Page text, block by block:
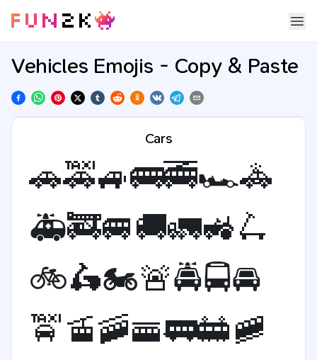
Vehicles Emojis - Copy & Paste
Cars
🚗🚕🚙🚌🚎🏎🚓
🚑🚒🚐🚚🚛🚜🛴
🚲🛵🏍🚨🚔🚍🚘
🚖🚡🚠🚟🚃🚋🚞